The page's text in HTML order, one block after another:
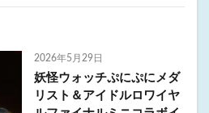
2026年5月29日
妖怪ウォッチぷにぷにメダ
リスト＆アイドルロワイヤ